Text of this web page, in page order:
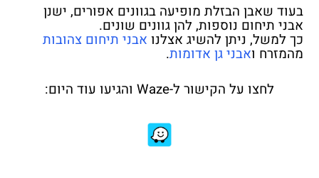
בעוד שאבן הבזלת מופיעה בגוונים אפורים, ישנן
אבני תיחום נוספות, להן גוונים שונים.
כך למשל, ניתן להשיג אצלנו אבני תיחום צהובות
מהמזרח ואבני גן אדומות.
לחצו על הקישור ל-Waze והגיעו עוד היום: